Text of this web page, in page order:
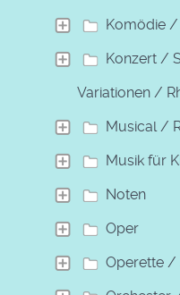
Komödie /
Konzert /
Variationen /
Musical /
Musik für
Noten
Oper
Operette /